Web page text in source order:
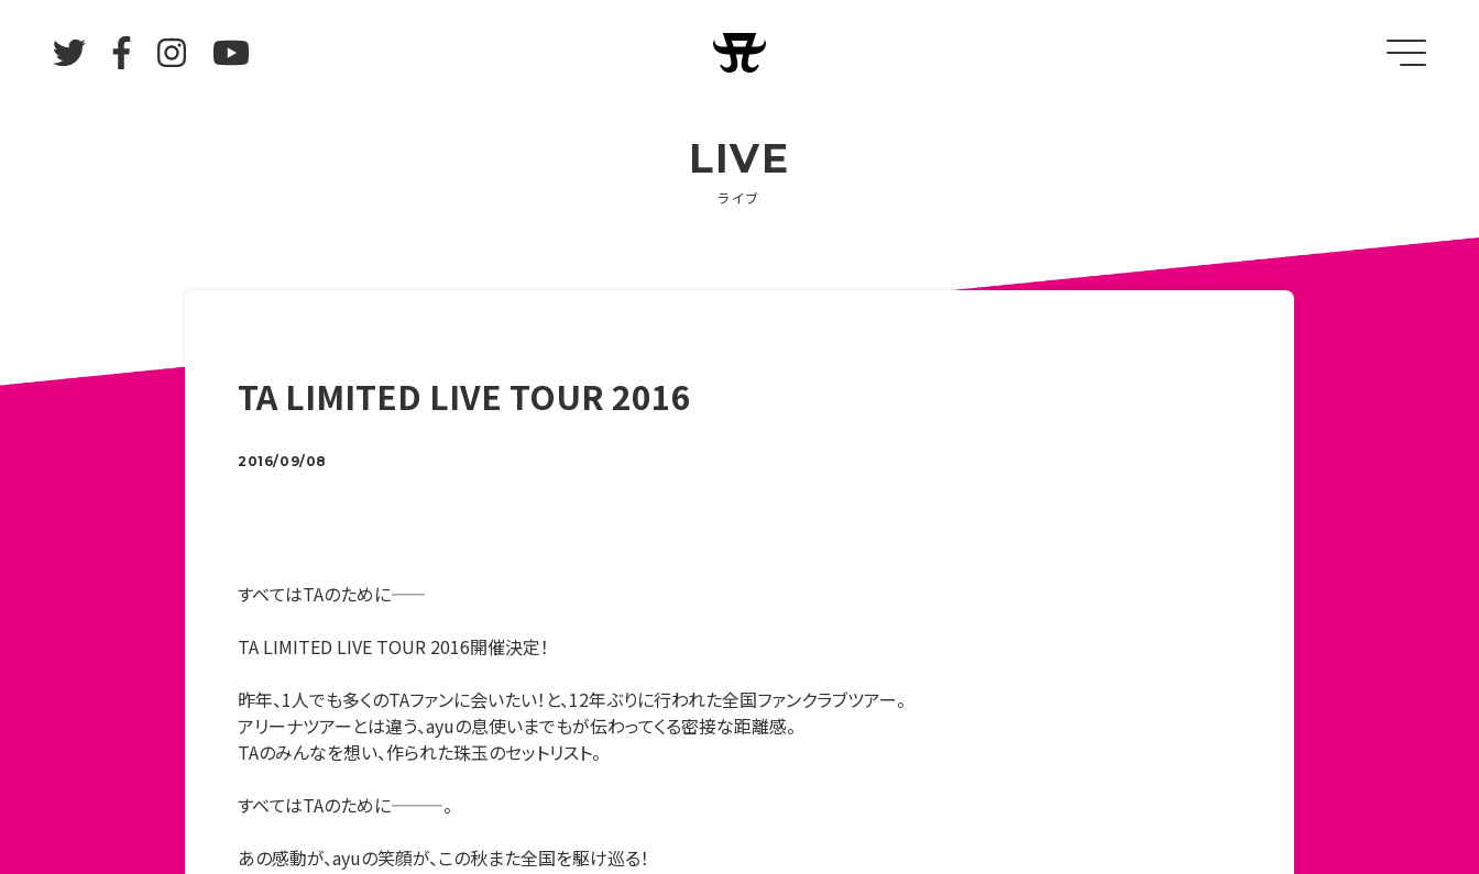
LIVE
ライブ
TA LIMITED LIVE TOUR 2016
2016/09/08
すべてはTAのために――
TA LIMITED LIVE TOUR 2016開催決定！
昨年、1人でも多くのTAファンに会いたい！と、12年ぶりに行われた全国ファンクラブツアー。
アリーナツアーとは違う、ayuの息使いまでもが伝わってくる密接な距離感。
TAのみんなを想い、作られた珠玉のセットリスト。
すべてはTAのために―――。
あの感動が、ayuの笑顔が、この秋また全国を駆け巡る！